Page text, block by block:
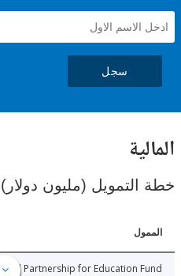
(مليون دولار)
Global Partnership for Education